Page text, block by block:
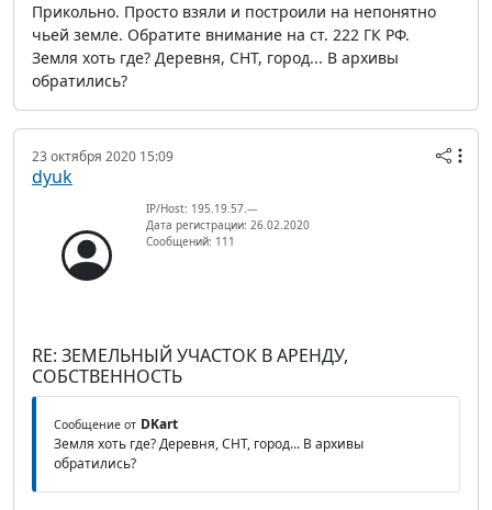
Прикольно. Просто взяли и построили на непонятно
чьей земле. Обратите внимание на ст. 222 ГК РФ.
Земля хоть где? Деревня, СНТ, город... В архивы
обратились?
23 октября 2020 15:09
dyuk
IP/Host: 195.19.57.---
Дата регистрации: 26.02.2020
Сообщений: 111
RE: ЗЕМЕЛЬНЫЙ УЧАСТОК В АРЕНДУ,
СОБСТВЕННОСТЬ
Сообщение от DKart
Земля хоть где? Деревня, СНТ, город... В архивы
обратились?